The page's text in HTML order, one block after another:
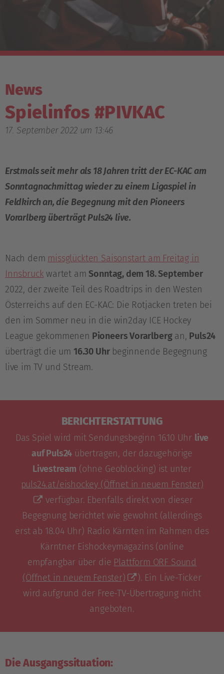
News
Spielinfos #PIVKAC
17. September 2022 um 13:46
Erstmals seit mehr als 18 Jahren tritt der EC-KAC am
Sonntagnachmittag wieder zu einem Ligaspiel in
Feldkirch an, die Begegnung mit den Pioneers
Vorarlberg überträgt Puls24 live.
Nach dem missglückten Saisonstart am Freitag in
Innsbruck wartet amSonntag, dem 18. September
2022, der zweite Teil des Roadtrips in den Westen
Österreichs auf den EC-KAC: Die Rotjacken treten bei
den im Sommer neu in die win2day ICE Hockey
League gekommenen Pioneers Vorarlbergan, Puls24
überträgt die um 16.30 Uhrbeginnende Begegnung
live im TV und Stream.
BERICHTERSTATTUNG
Das Spiel wird mit Sendungsbeginn 16.10 Uhr live
auf Puls24 übertragen, der dazugehörige
Livestream (ohne Geoblocking) ist unter
puls24.at/eishockey (Öffnet in neuem Fenster)
verfügbar. Ebenfalls direkt von dieser
Begegnung berichtet wie gewohnt (allerdings
erst ab 18.04 Uhr) Radio Kärnten im Rahmen des
Kärntner Eishockeymagazins (online
empfangbar über die Plattform ORF Sound
(Öffnet in neuem Fenster)
). Ein Live-Ticker
wird aufgrund der Free-TV-Übertragung nicht
angeboten.
Die Ausgangssituation: